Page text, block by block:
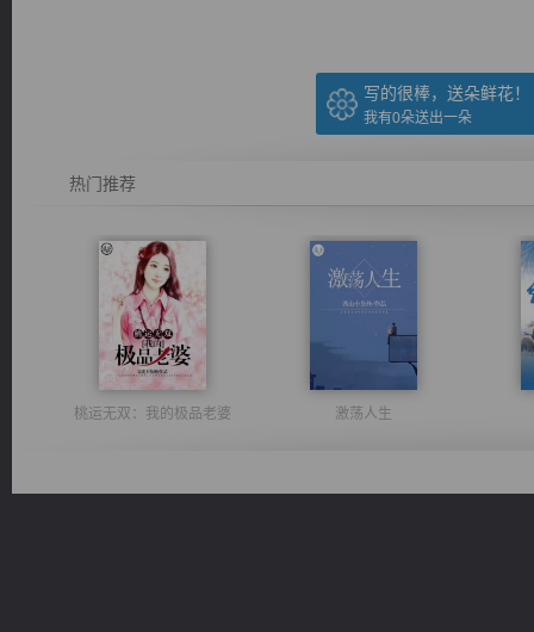
写的很棒，送朵鲜花！
我有0朵送出一朵
热门推荐
桃运无双：我的极品老婆 激荡人生